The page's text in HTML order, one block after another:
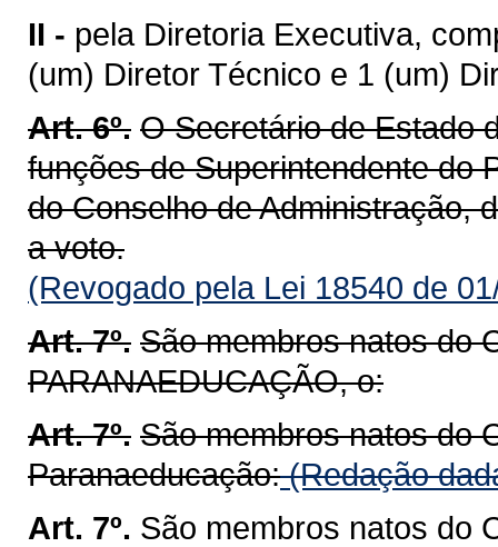
II - pela Diretoria Executiva,
(um) Diretor Técnico e 1 (um)
Art. 6º. O Secretário de Estado
funções de Superintendente do
do Conselho de Administração,
a voto.
(Revogado pela Lei 18540 de
Art. 7º. São membros natos do
PARANAEDUCAÇÃO, o:
Art. 7º. São membros natos do
Paranaeducação:(Redação
Art. 7º. São membros natos do